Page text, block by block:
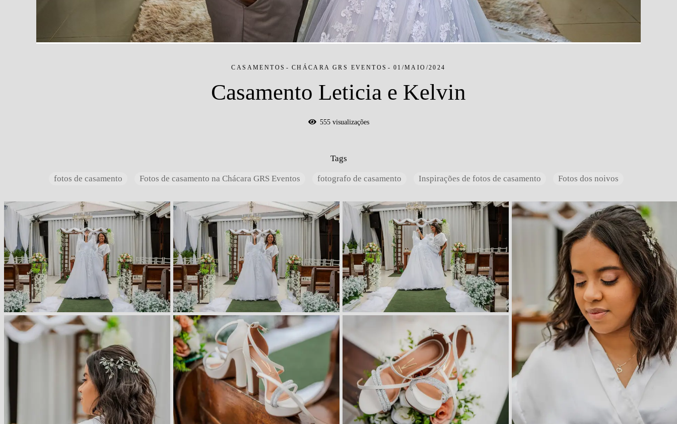
CASAMENTOS CHÁCARA GRS EVENTOS 01/MAIO/2024
Casamento Leticia e Kelvin
555visualizações
Tags
fotos de casamento Fotos de casamento na Chácara GRS Eventos fotografo de casamento Inspirações de fotos de casamento Fotos dos noivos